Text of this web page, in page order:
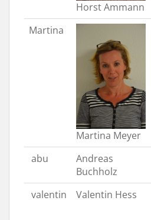
Horst Ammann
Martina
Martina Meyer
abu
Andreas
Buchholz
valentin
Valentin Hess